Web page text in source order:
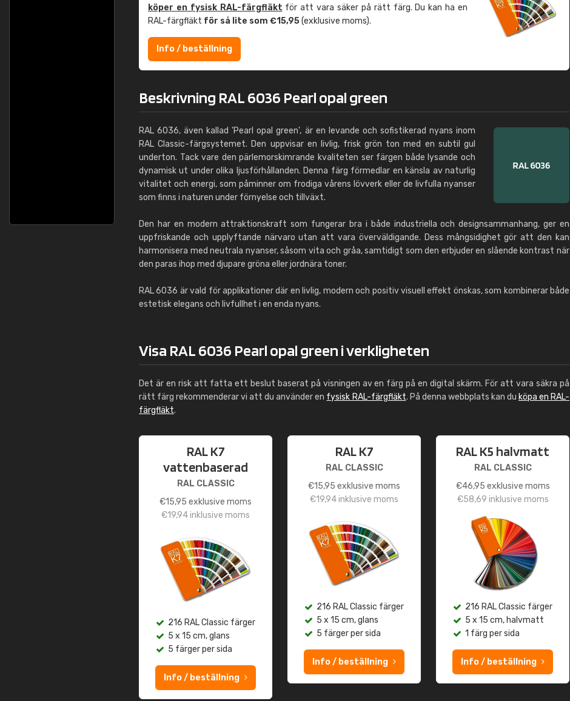
köper en fysisk RAL-färgfläkt för att vara säker på rätt färg. Du kan ha en
RAL-färgfläkt för så lite som €15,95(exklusive moms).
Info / beställning
Beskrivning RAL 6036 Pearl opal green
RAL 6036, även kallad 'Pearl opal green', är en levande och sofistikerad nyans inom
RAL Classic-färgsystemet. Den uppvisar en livlig, frisk grön ton med en subtil gul
underton. Tack vare den pärlemorskimrande kvaliteten ser färgen både lysande och
dynamisk ut under olika ljusförhållanden. Denna färg förmedlar en känsla av naturlig
vitalitet och energi, som påminner om frodiga vårens lövverk eller de livfulla nyanser
som finns i naturen under förnyelse och tillväxt.
Den har en modern attraktionskraft som fungerar bra i både industriella och designsammanhang, ger en
uppfriskande och upplyftande närvaro utan att vara överväldigande. Dess mångsidighet gör att den kan
harmonisera med neutrala nyanser, såsom vita och gråa, samtidigt som den erbjuder en slående kontrast när
den paras ihop med djupare gröna eller jordnära toner.
RAL 6036 är vald för applikationer där en livlig, modern och positiv visuell effekt önskas, som kombinerar både
estetisk elegans och livfullhet i en enda nyans.
Visa RAL 6036 Pearl opal green i verkligheten
Det är en risk att fatta ett beslut baserat på visningen av en färg på en digital skärm. För att vara säkra på
rätt färg rekommenderar vi att du använder en fysisk RAL-färgfläkt. På denna webbplats kan du köpa en RAL-
färgfläkt.
RAL K7
vattenbaserad
RAL CLASSIC
€15,95 exklusive moms
€19,94inklusive moms
216 RAL Classic färger
5 x 15 cm, glans
5 färger per sida
Info / beställning
RAL K7
RAL CLASSIC
€15,95 exklusive moms
€19,94inklusive moms
216 RAL Classic färger
5 x 15 cm, glans
5 färger per sida
Info / beställning
RAL K5 halvmatt
RAL CLASSIC
€46,95 exklusive moms
€58,69 inklusive moms
216 RAL Classic färger
5 x 15 cm, halvmatt
1 färg per sida
Info / beställning